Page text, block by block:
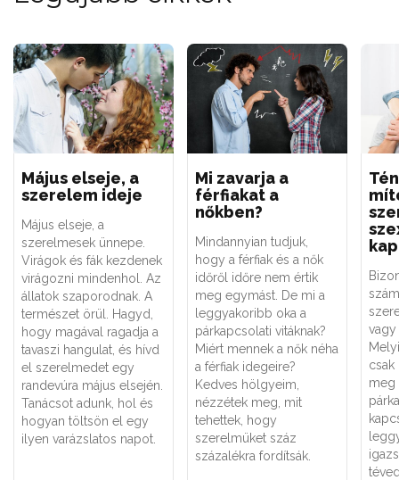
Május elseje, a
szerelem ideje
Május elseje, a
szerelmesek ünnepe.
Virágok és fák kezdenek
virágozni mindenhol. Az
állatok szaporodnak. A
természet örül. Hagyd,
hogy magával ragadja a
tavaszi hangulat, és hívd
el szerelmedet egy
randevúra május elsején.
Tanácsot adunk, hol és
hogyan töltsön el egy
ilyen varázslatos napot.
Mi zavarja a
férfiakat a
nőkben?
Mindannyian tudjuk,
hogy a férfiak és a nők
időről időre nem értik
meg egymást. De mi a
leggyakoribb oka a
párkapcsolati vitáknak?
Miért mennek a nők néha
a férfiak idegeire?
Kedves hölgyeim,
nézzétek meg, mit
tehettek, hogy
szerelmüket száz
százalékra fordítsák.
vagy
csak
meg